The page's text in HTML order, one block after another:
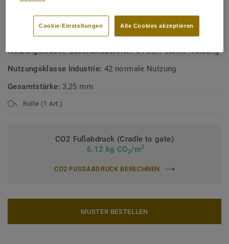
Produktart:PVC Bodenbelag mit einer Schaumstoffschicht
Bindemittelgehalt:
Nutzungsklasse Geschäftsbereich:34 sehr starke Nutzung
Nutzungsklasse Industrie: 42 normale Nutzung
Gesamtstärke: 3,25 mm
Rolle (1 Art.)
CO2 Fußabdruck (Cradle to gate)
6.12 kg CO2/m2
CO2 FUSSABDRUCK BERECHNEN
MUSTER BESTELLEN
Alle Cookies akzeptieren
Cookie-Einstellungen